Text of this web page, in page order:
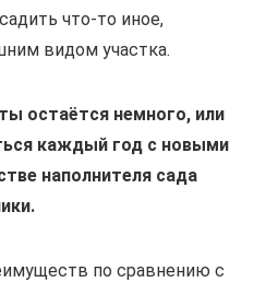
что-то иное,
видом участка.
остаётся немного, или
каждый год с новыми
наполнителя сада
по сравнению с